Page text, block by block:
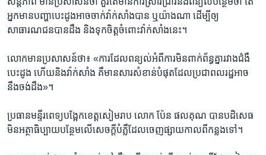
អ្នក​មាន​បញ្ហា​បេះ​ដូង​អាច​ចាក់​វ៉ាក់​សាំង​បាន​ ឬ​យ៉ាង​ណា ដើម្បី​ឲ្យ​
សាធារណជន​បាន​ដឹង និង​ទុក​ចិត្ត​ចំពោះ​វ៉ាក់សាំង​នេះ។
លោក​មាន​ប្រសាសន៍​ថា៖ «ការ​ដែល​ពន្យល់​អំពី​ការ​មិន​ពាក់ព័ន្ធ​គ្នារវាង​ជំងឺ​
បេះដូង​ ហើយ​និង​វ៉ាក់​សាំង គឺមាន​សារ​សំខាន់​បំផុត​ដែល​ប្រជាពលរដ្ឋ​អាច
នឹង​ចង់​ដឹង»។
ប្រធាន​មន្ទីរ​ពេទ្យ​បង្អែក​ខេត្ត​សៀមរាប លោក ប៉ែន ផល​គុណ បាន​បដិសេធ​
មិនអត្ថាធិប្បាយ​បន្ថែម​លើ​សេចក្តី​បំភ្លឺ​ដែល​ចេញ​ផ្សាយ​កាល​ពី​កន្លង​ទៅ។